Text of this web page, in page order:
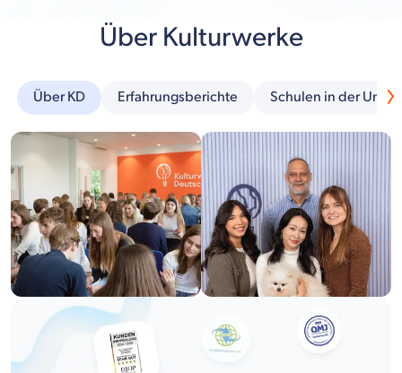
Über Kulturwerke
Über KD Erfahrungsberichte Schulen in der